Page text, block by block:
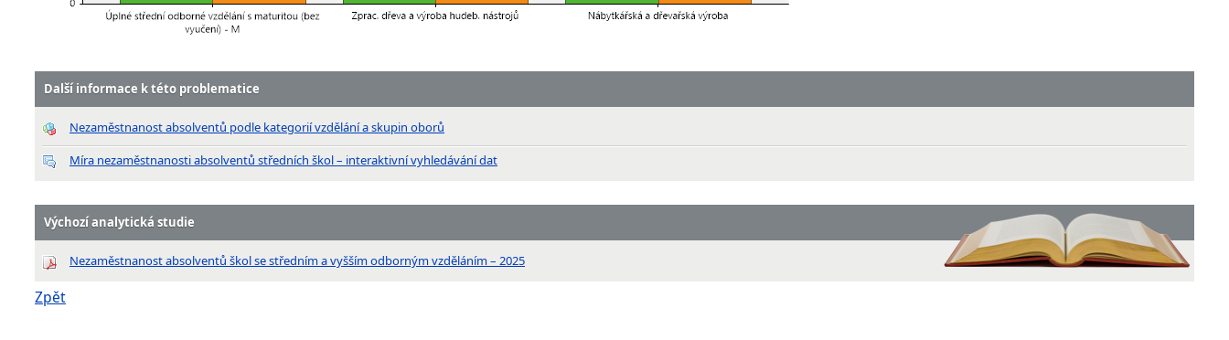
Další informace k této problematice
Nezaměstnanost absolventů podle kategorií vzdělání a skupin oborů
Míra nezaměstnanosti absolventů středních škol – interaktivní vyhledávání dat
Výchozí analytická studie
Nezaměstnanost absolventů škol se středním a vyšším odborným vzděláním – 2025
Zpět